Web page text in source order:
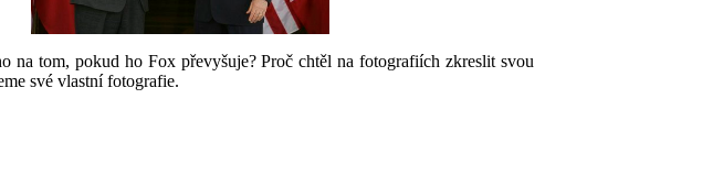
na tom, pokud ho Fox převyšuje? Proč chtěl na fotografiích zkreslit svou
své vlastní fotografie.